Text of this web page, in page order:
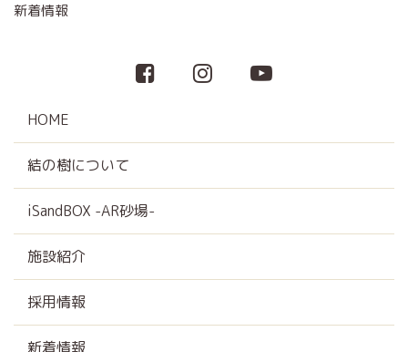
新着情報
HOME
結の樹について
iSandBOX -AR砂場-
施設紹介
採用情報
新着情報